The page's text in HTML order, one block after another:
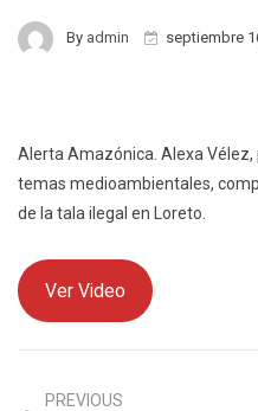
By admin septiembre
Alerta Amazónica. Alexa
temas medioambientales,
de la tala ilegal en Loreto.
Ver Video
PREVIOUS